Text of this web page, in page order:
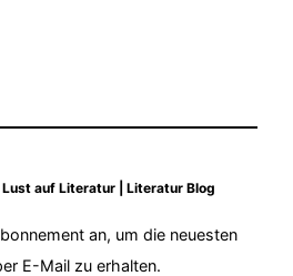
auf Literatur | Literatur Blog
an, um die neuesten
E-Mail zu erhalten.